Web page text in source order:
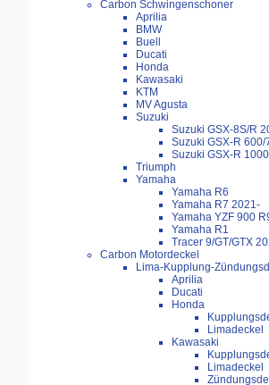
Carbon Schwingenschoner
Aprilia
BMW
Buell
Ducati
Honda
Kawasaki
KTM
MV Agusta
Suzuki
Suzuki GSX-8S/R
Suzuki GSX-R 600/
Suzuki GSX-R 1000
Triumph
Yamaha
Yamaha R6
Yamaha R7 2021-
Yamaha YZF 900
Yamaha R1
Tracer 9/GT/GTX
Carbon Motordeckel
Lima-Kupplung-
Aprilia
Ducati
Honda
Limadeckel
Kawasaki
Limadeckel